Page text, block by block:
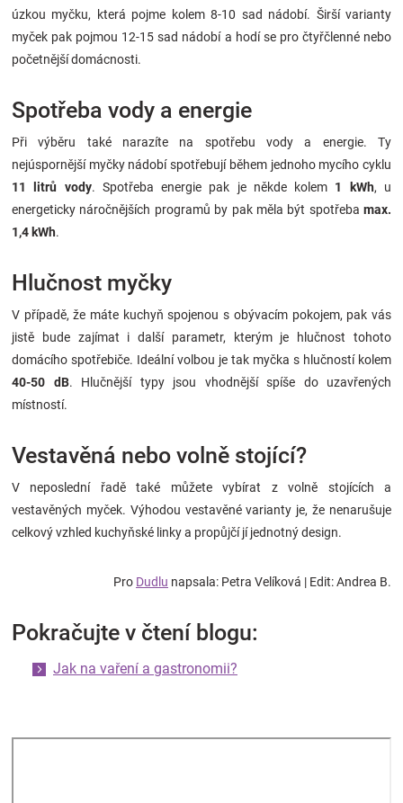
úzkou myčku, která pojme kolem 8-10 sad nádobí. Širší varianty
myček pak pojmou 12-15 sad nádobí a hodí se pro čtyřčlenné nebo
početnější domácnosti.
Spotřeba vody a energie
Při výběru také narazíte na spotřebu vody a energie. Ty
nejúspornější myčky nádobí spotřebují během jednoho mycího cyklu
11 litrů vody. Spotřeba energie pak je někde kolem 1 kWh, u
energeticky náročnějších programů by pak měla být spotřeba max.
1,4 kWh.
Hlučnost myčky
V případě, že máte kuchyň spojenou s obývacím pokojem, pak vás
jistě bude zajímat i další parametr, kterým je hlučnost tohoto
domácího spotřebiče. Ideální volbou je tak myčka s hlučností kolem
40-50 dB. Hlučnější typy jsou vhodnější spíše do uzavřených
místností.
Vestavěná nebo volně stojící?
V neposlední řadě také můžete vybírat z volně stojících a
vestavěných myček. Výhodou vestavěné varianty je, že nenarušuje
celkový vzhled kuchyňské linky a propůjčí jí jednotný design.
Pro Dudlu napsala: Petra Velíková | Edit: Andrea B.
Pokračujte v čtení blogu:
Jak na vaření a gastronomii?